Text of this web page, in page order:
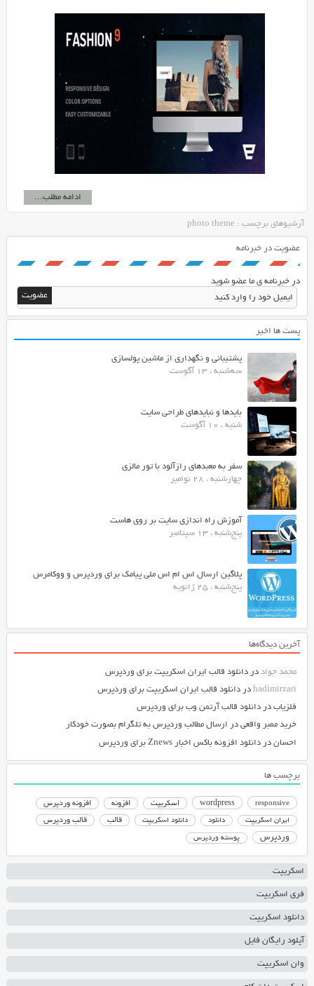
ادامه مطلب...
آرشیوهای برچسب : photo theme
عضویت در خبرنامه
در خبرنامه ی ما عضو شوید
پست ها اخیر
پشتیبانی و نگهداری از ماشین پولسازی
سه‌شنبه ، 13 آگوست
بایدها و نبایدهای طراحی سایت
شنبه ، 10 آگوست
سفر به معبدهای رازآلود با تور مالزی
چهارشنبه ، 28 نوامبر
آموزش راه اندازی سایت بر روی هاست
پنج‌شنبه ، 13 سپتامبر
پلاگین ارسال اس ام اس ملی پیامک برای وردپرس و ووکامرس
پنج‌شنبه ، 25 ژانویه
آخرین دیدگاه‌ها
محمد جواددر دانلود قالب ایران اسکریپت برای وردپرس
hadimirzariدر دانلود قالب ایران اسکریپت برای وردپرس
فلزیابدر دانلود قالب آرتمن وب برای وردپرس
خرید ممبر واقعیدر ارسال مطالب وردپرس به تلگرام بصورت خودکار
احساندر دانلود افزونه باکس اخبار Znews برای وردپرس
برچسب ها
responsive
wordpress اسکریپت افزونه افزونه وردپرس
ایران اسکریپت دانلود دانلود اسکریپت قالب قالب وردپرس
وردپرس پوسته وردپرس
اسکریپت
فری اسکریپت
دانلود اسکریپت
آپلود رایگان فایل
وان اسکریپت